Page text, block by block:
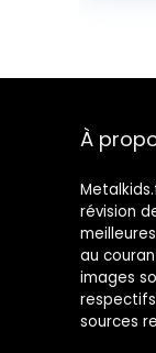
À
révision
au
images
sources